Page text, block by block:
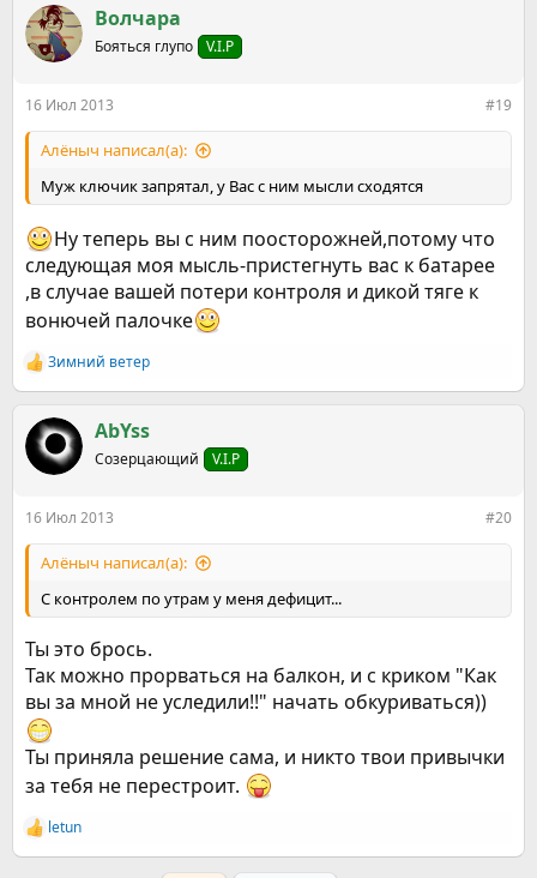
Волчара
Бояться глупо V.I.P
16 Июл 2013 #19
Алёныч написал(а):
Муж ключик запрятал, у Вас с ним мысли сходятся
Ну теперь вы с ним поосторожней,потому что
следующая моя мысль-пристегнуть вас к батарее
,в случае вашей потери контроля и дикой тяге к
вонючей палочке
Р
е
к
ц
и
Зимний ветер
AbYss
Созерцающий V.I.P
16 Июл 2013 #20
Алёныч написал(а):
С контролем по утрам у меня дефицит...
Ты это брось.
Так можно прорваться на балкон, и с криком "Как
вы за мной не уследили!!" начать обкуриваться))
Ты приняла решение сама, и никто твои привычки
за тебя не перестроит.
Р
е
letun